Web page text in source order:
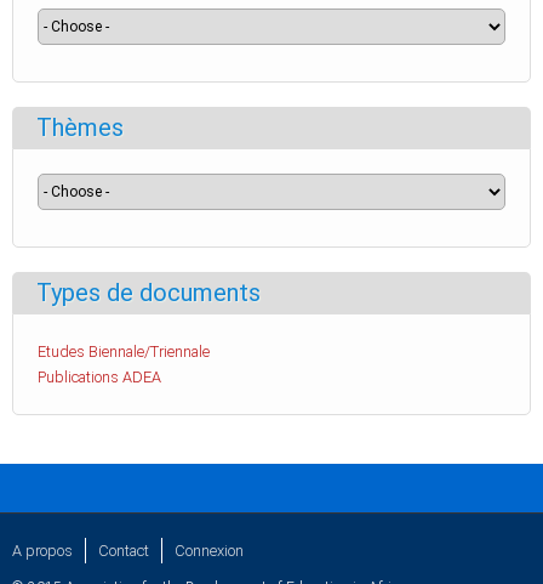
Thèmes
Types de documents
Etudes Biennale/Triennale
Publications ADEA
A propos Contact Connexion